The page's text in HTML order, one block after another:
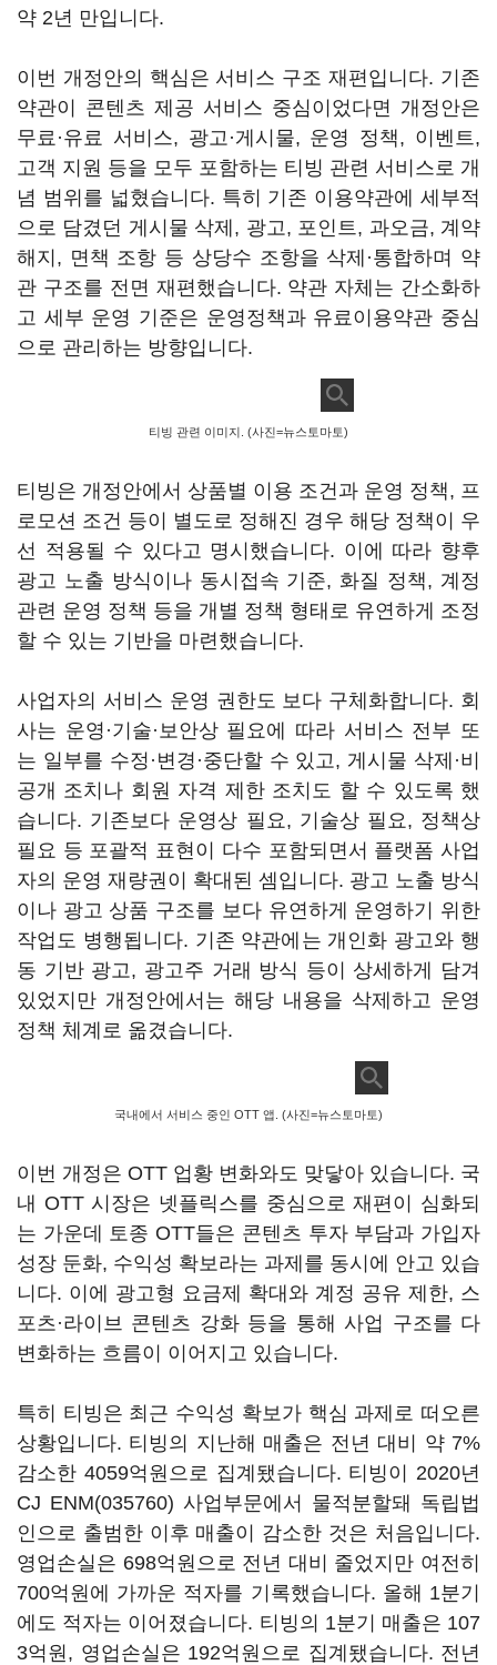
약 2년 만입니다.
이번 개정안의 핵심은 서비스 구조 재편입니다. 기존
약관이 콘텐츠 제공 서비스 중심이었다면 개정안은
무료·유료 서비스, 광고·게시물, 운영 정책, 이벤트,
고객 지원 등을 모두 포함하는 티빙 관련 서비스로 개
념 범위를 넓혔습니다. 특히 기존 이용약관에 세부적
으로 담겼던 게시물 삭제, 광고, 포인트, 과오금, 계약
해지, 면책 조항 등 상당수 조항을 삭제·통합하며 약
관 구조를 전면 재편했습니다. 약관 자체는 간소화하
고 세부 운영 기준은 운영정책과 유료이용약관 중심
으로 관리하는 방향입니다.
티빙 관련 이미지. (사진=뉴스토마토)
티빙은 개정안에서 상품별 이용 조건과 운영 정책, 프
로모션 조건 등이 별도로 정해진 경우 해당 정책이 우
선 적용될 수 있다고 명시했습니다. 이에 따라 향후
광고 노출 방식이나 동시접속 기준, 화질 정책, 계정
관련 운영 정책 등을 개별 정책 형태로 유연하게 조정
할 수 있는 기반을 마련했습니다.
사업자의 서비스 운영 권한도 보다 구체화합니다. 회
사는 운영·기술·보안상 필요에 따라 서비스 전부 또
는 일부를 수정·변경·중단할 수 있고, 게시물 삭제·비
공개 조치나 회원 자격 제한 조치도 할 수 있도록 했
습니다. 기존보다 운영상 필요, 기술상 필요, 정책상
필요 등 포괄적 표현이 다수 포함되면서 플랫폼 사업
자의 운영 재량권이 확대된 셈입니다. 광고 노출 방식
이나 광고 상품 구조를 보다 유연하게 운영하기 위한
작업도 병행됩니다. 기존 약관에는 개인화 광고와 행
동 기반 광고, 광고주 거래 방식 등이 상세하게 담겨
있었지만 개정안에서는 해당 내용을 삭제하고 운영
정책 체계로 옮겼습니다.
국내에서 서비스 중인 OTT 앱. (사진=뉴스토마토)
이번 개정은 OTT 업황 변화와도 맞닿아 있습니다. 국
내 OTT 시장은 넷플릭스를 중심으로 재편이 심화되
는 가운데 토종 OTT들은 콘텐츠 투자 부담과 가입자
성장 둔화, 수익성 확보라는 과제를 동시에 안고 있습
니다. 이에 광고형 요금제 확대와 계정 공유 제한, 스
포츠·라이브 콘텐츠 강화 등을 통해 사업 구조를 다
변화하는 흐름이 이어지고 있습니다.
특히 티빙은 최근 수익성 확보가 핵심 과제로 떠오른
상황입니다. 티빙의 지난해 매출은 전년 대비 약 7%
감소한 4059억원으로 집계됐습니다. 티빙이 2020년
CJ ENM(035760) 사업부문에서 물적분할돼 독립법
인으로 출범한 이후 매출이 감소한 것은 처음입니다.
영업손실은 698억원으로 전년 대비 줄었지만 여전히
700억원에 가까운 적자를 기록했습니다. 올해 1분기
에도 적자는 이어졌습니다. 티빙의 1분기 매출은 107
3억원, 영업손실은 192억원으로 집계됐습니다. 전년